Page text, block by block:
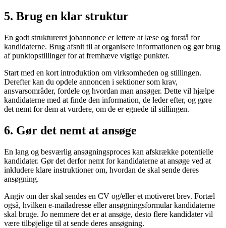
5. Brug en klar struktur
En godt struktureret jobannonce er lettere at læse og forstå for
kandidaterne. Brug afsnit til at organisere informationen og gør brug
af punktopstillinger for at fremhæve vigtige punkter.
Start med en kort introduktion om virksomheden og stillingen.
Derefter kan du opdele annoncen i sektioner som krav,
ansvarsområder, fordele og hvordan man ansøger. Dette vil hjælpe
kandidaterne med at finde den information, de leder efter, og gøre
det nemt for dem at vurdere, om de er egnede til stillingen.
6. Gør det nemt at ansøge
En lang og besværlig ansøgningsproces kan afskrække potentielle
kandidater. Gør det derfor nemt for kandidaterne at ansøge ved at
inkludere klare instruktioner om, hvordan de skal sende deres
ansøgning.
Angiv om der skal sendes en CV og/eller et motiveret brev. Fortæl
også, hvilken e-mailadresse eller ansøgningsformular kandidaterne
skal bruge. Jo nemmere det er at ansøge, desto flere kandidater vil
være tilbøjelige til at sende deres ansøgning.